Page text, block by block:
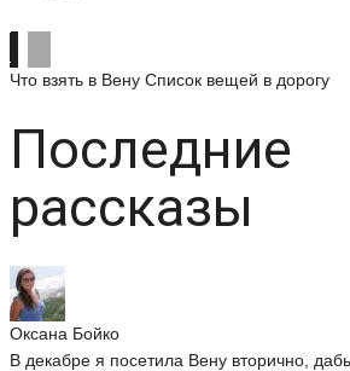
Что взять в Вену Список вещей в дорогу
Последние
рассказы
Оксана Бойко
В декабре я посетила Вену вторично,